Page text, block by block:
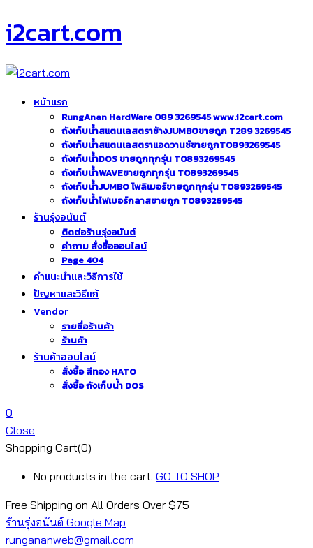
i2cart.com
หน้าแรก
RungAnan HardWare 089 3269545 www.i2cart.com
ถังเก็บน้ำสแตนเลสตราช้างJUMBOขายถูก T289 3269545
ถังเก็บน้ำสแตนเลสตราแอดวานซ์ขายถูกT0893269545
ถังเก็บน้ำDOS ขายถูกทุกรุ่น T0893269545
ถังเก็บน้ำWAVEขายถูกทุกรุ่น T0893269545
ถังเก็บน้ำJUMBO โพลิเมอร์ขายถูกทุกรุ่น T0893269545
ถังเก็บน้ำไฟเบอร์กลาสขายถูก T0893269545
ร้านรุ่งอนันต์
ติดต่อร้านรุ่งอนันต์
คำถาม สั่งซื้อออนไลน์
Page 404
คำแนะนำและวิธีการใช้
ปัญหาและวิธีแก้
Vendor
รายชื่อร้านค้า
ร้านค้า
ร้านค้าออนไลน์
สั่งซื้อ สีทอง HATO
สั่งซื้อ ถังเก็บน้ำ DOS
0
Close
Shopping Cart(0)
No products in the cart. GO TO SHOP
Free Shipping on All Orders Over $75
ร้านรุ่งอนันต์ Google Map
rungananweb@gmail.com